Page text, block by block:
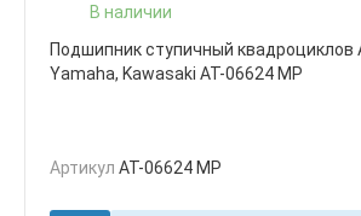
В наличии
Подшипник ступичный квадроциклов
Yamaha, Kawasaki AT-06624 MP
Артикул AT-06624 MP